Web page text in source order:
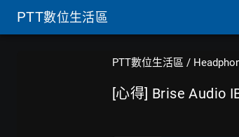
PTT數位生活區
PTT數位生活區 /
[心得] Brise Audio